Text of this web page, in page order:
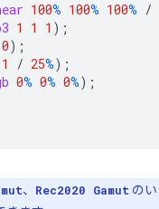
100% 100% 100% /
1 1 1 );
0);
1 / 25%);
0% 0% 0%);
、 Rec2020 Gamut のい